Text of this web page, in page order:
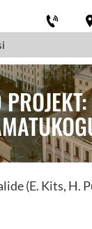
(E. Kits, H.